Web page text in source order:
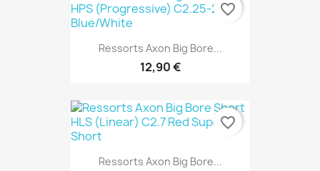
Ressorts Axon Big Bore...
12,90 €
favorite_border
Ressorts Axon Big Bore...
favorite_border